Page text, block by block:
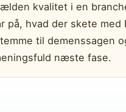
kvalitet i en
på, hvad der skete
til demenssagen
næste fase.